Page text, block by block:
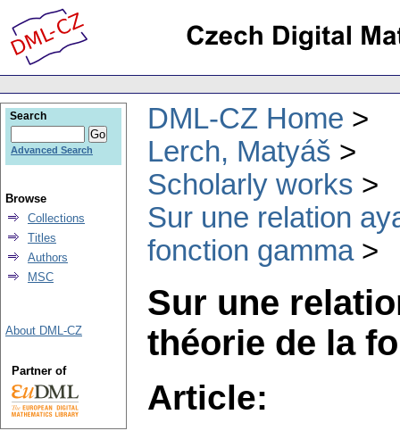
DML-CZ Home
Lerch, Matyáš
Scholarly works
Sur une relation
fonction gamma
Sur une
théorie de la
Article:
Search
Advanced Search
Browse
Collections
Titles
Authors
MSC
About DML-CZ
Partner of